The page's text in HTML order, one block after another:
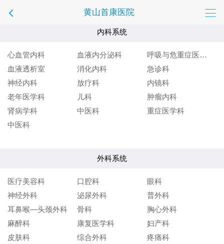
黄山首康医院
内科系统
心血管内科 血液内分泌科
呼吸与危重症医学科
血液透析室
消化内科
急诊科
神经内科
放疗科
内镜科
老年医学科
儿科
肿瘤内科
肾病学科
中医科
重症医学科
中医科
外科系统
医疗美容科 口腔科
眼科
神经外科
泌尿外科
普外科
耳鼻喉—头颈外科
骨科
胸心外科
麻醉科
康复医学科
妇产科
皮肤科
综合外科 疼痛科